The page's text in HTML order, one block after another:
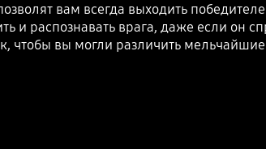
вам всегда выходить
и распознавать врага, даже если он
чтобы вы могли различить